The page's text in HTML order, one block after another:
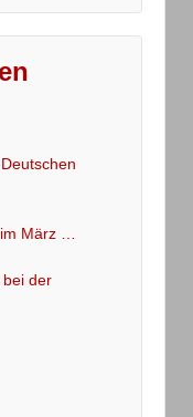
März …
bei der